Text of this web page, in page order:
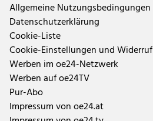
Allgemeine Nutzungsbedingungen
Datenschutzerklärung
Cookie-Liste
Cookie-Einstellungen und Widerruf
Werben im oe24-Netzwerk
Werben auf oe24TV
Pur-Abo
Impressum von oe24.at